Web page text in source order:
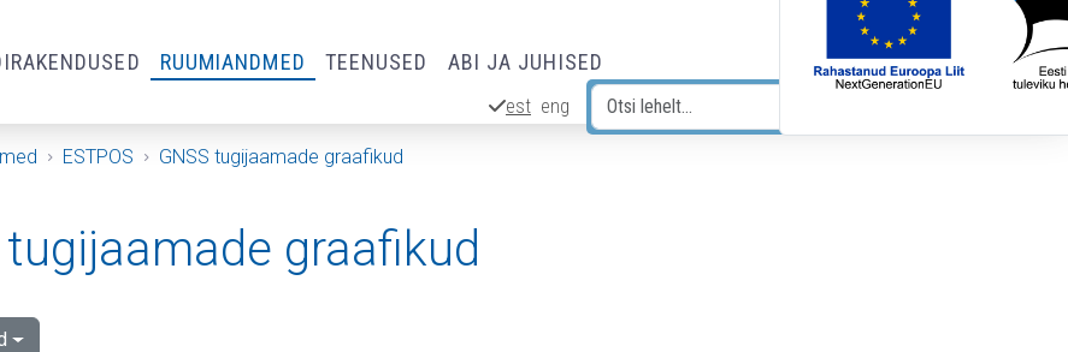
RUUMIANDMED TEENUSED ABI JA JUHISED
est eng
ESTPOS GNSS tugijaamade graafikud
tugijaamade graafikud